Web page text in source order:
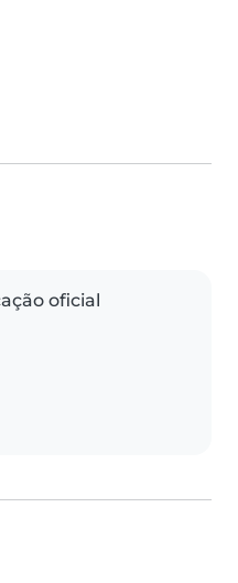
oficial